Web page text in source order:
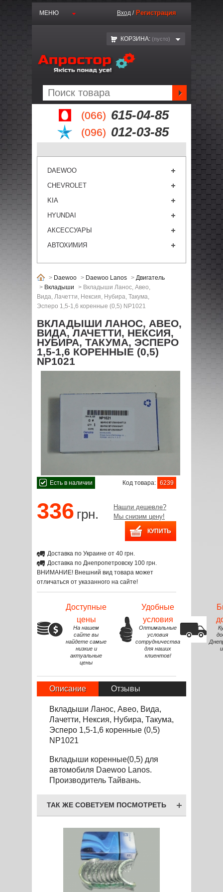
(066) 615-04-85
(096) 012-03-85
МЕНЮ Вход / Регистрация
КОРЗИНА: (пустo)
DAEWOO
CHEVROLET
KIA
HYUNDAI
АКСЕССУАРЫ
АВТОХИМИЯ
> Daewoo > Daewoo Lanos > Двигатель
> Вкладыши > Вкладыши Ланос, Авео,
Вида, Лачетти, Нексия, Нубира, Такума,
Эсперо 1,5-1,6 коренные (0,5) NP1021
ВКЛАДЫШИ ЛАНОС, АВЕО,
ВИДА, ЛАЧЕТТИ, НЕКСИЯ,
НУБИРА, ТАКУМА, ЭСПЕРО
1,5-1,6 КОРЕННЫЕ (0,5)
NP1021
Есть в наличии Код товара: 6239
336 грн.
Нашли дешевле?
Мы снизим цену!
Доставка по Украине от 40 грн.
Доставка по Днепропетровску 100 грн.
ВНИМАНИЕ! Внешний вид товара может
отличаться от указанного на сайте!
Доступные
цены
На нашем
сайте вы
найдете самые
низкие и
актуальные
цены
Удобные
условия
Оптимальные
условия
сотрудничества
для наших
клиентов!
Описание Отзывы
Вкладыши Ланос, Авео, Вида,
Лачетти, Нексия, Нубира, Такума,
Эсперо 1,5-1,6 коренные (0,5)
NP1021
Вкладыши коренные(0,5) для
автомобиля Daewoo Lanos.
Производитель Тайвань.
ТАК ЖЕ СОВЕТУЕМ ПОСМОТРЕТЬ